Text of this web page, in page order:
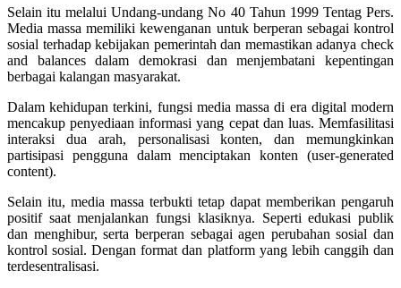
Selain itu melalui Undang-undang No 40 Tahun 1999 Tentag Pers.
Media massa memiliki kewenganan untuk berperan sebagai kontrol
sosial terhadap kebijakan pemerintah dan memastikan adanya check
and balances dalam demokrasi dan menjembatani kepentingan
berbagai kalangan masyarakat.
Dalam kehidupan terkini, fungsi media massa di era digital modern
mencakup penyediaan informasi yang cepat dan luas. Memfasilitasi
interaksi dua arah, personalisasi konten, dan memungkinkan
partisipasi pengguna dalam menciptakan konten (user-generated
content).
Selain itu, media massa terbukti tetap dapat memberikan pengaruh
positif saat menjalankan fungsi klasiknya. Seperti edukasi publik
dan menghibur, serta berperan sebagai agen perubahan sosial dan
kontrol sosial. Dengan format dan platform yang lebih canggih dan
terdesentralisasi.